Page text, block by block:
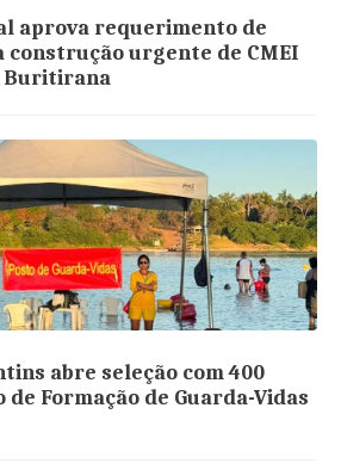
aprova requerimento de
construção urgente de CMEI
Buritirana
abre seleção com 400
de Formação de Guarda-Vidas